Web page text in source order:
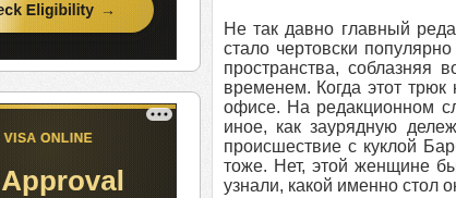
Не так давно главный
стало чертовски
пространства, соблазняя
временем. Когда этот
офисе. На редакционном
иное, как заурядную
происшествие с куклой
тоже. Нет, этой женщине
узнали, какой именно стол